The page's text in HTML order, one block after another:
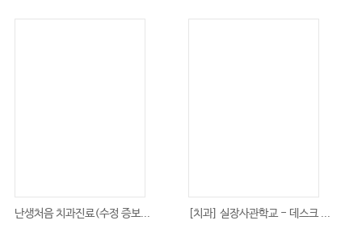
난생처음 치과진료(수정 증보... [치과] 실장사관학교 - 데스크 ...